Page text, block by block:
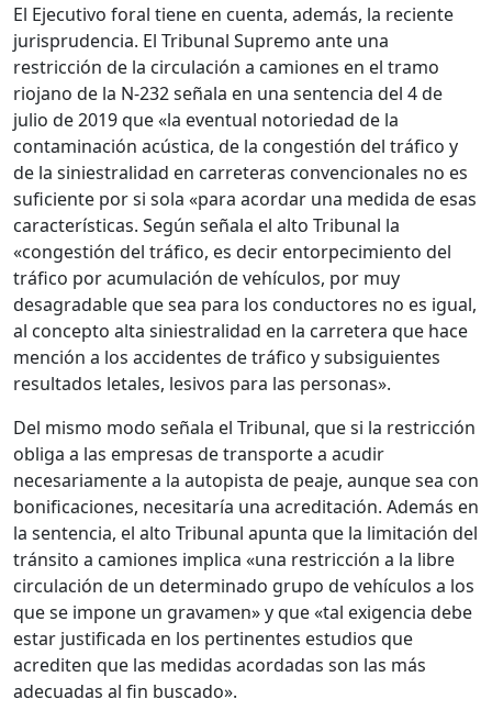
El Ejecutivo foral tiene en cuenta, además, la reciente
jurisprudencia. El Tribunal Supremo ante una
restricción de la circulación a camiones en el tramo
riojano de la N-232 señala en una sentencia del 4 de
julio de 2019 que «la eventual notoriedad de la
contaminación acústica, de la congestión del tráfico y
de la siniestralidad en carreteras convencionales no es
suficiente por si sola «para acordar una medida de esas
características. Según señala el alto Tribunal la
«congestión del tráfico, es decir entorpecimiento del
tráfico por acumulación de vehículos, por muy
desagradable que sea para los conductores no es igual,
al concepto alta siniestralidad en la carretera que hace
mención a los accidentes de tráfico y subsiguientes
resultados letales, lesivos para las personas».
Del mismo modo señala el Tribunal, que si la restricción
obliga a las empresas de transporte a acudir
necesariamente a la autopista de peaje, aunque sea con
bonificaciones, necesitaría una acreditación. Además en
la sentencia, el alto Tribunal apunta que la limitación del
tránsito a camiones implica «una restricción a la libre
circulación de un determinado grupo de vehículos a los
que se impone un gravamen» y que «tal exigencia debe
estar justificada en los pertinentes estudios que
acrediten que las medidas acordadas son las más
adecuadas al fin buscado».